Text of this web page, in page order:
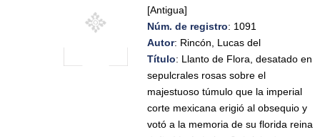
[Antigua]
Núm. de registro: 1091
Autor: Rincón, Lucas del
Título: Llanto de Flora, desatado en
sepulcrales rosas sobre el
majestuoso túmulo que la imperial
corte mexicana erigió al obsequio y
votó a la memoria de su florida reina